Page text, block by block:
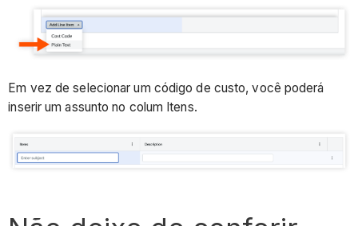
Em vez de selecionar um código de custo, você poderá
inserir um assunto no colum Itens.